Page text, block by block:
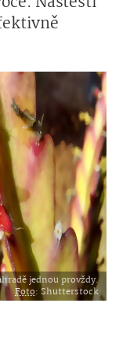
jednou provždy.
Foto: Shutterstock